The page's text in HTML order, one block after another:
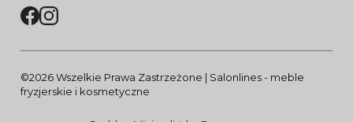
©2026 Wszelkie Prawa Zastrzeżone | Salonlines - meble
fryzjerskie i kosmetyczne